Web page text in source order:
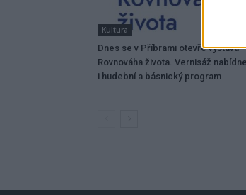
Kultura
Dnes se v Příbrami otevře výstava
Rovnováha života. Vernisáž nabídne
i hudební a básnický program